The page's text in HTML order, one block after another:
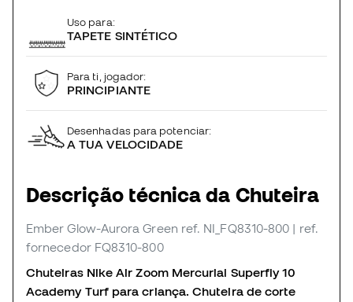
Uso para:
TAPETE SINTÉTICO
Para ti, jogador:
PRINCIPIANTE
Desenhadas para potenciar:
A TUA VELOCIDADE
Descrição técnica da Chuteira
Ember Glow-Aurora Green ref. NI_FQ8310-800 | ref.
fornecedor FQ8310-800
Chuteiras Nike Air Zoom Mercurial Superfly 10
Academy Turf para criança. Chuteira de corte